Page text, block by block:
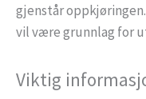
gjenstår
vil være grunnlag for
Viktig